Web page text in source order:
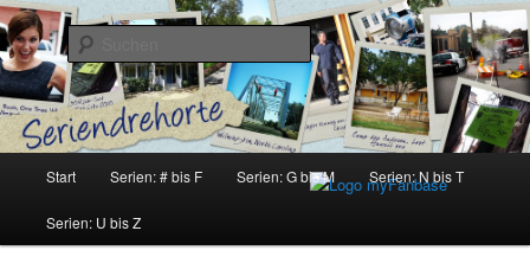
Zum
Inhalt
wechseln
Zum
sekundären
Inhalt
wechselnSeriendrehorte
Suchen
Start Serien: # bis F Serien: G bis M Serien: N bis T
Serien: U bis Z